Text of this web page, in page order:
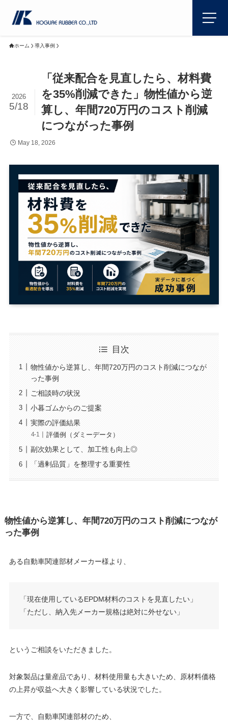
ホーム 導入事例
「従来配合を見直したら、材料費
を35%削減できた」物性値から逆
算し、年間720万円のコスト削減
につながった事例
2026
5/18
May 18, 2026
目次
物性値から逆算し、年間720万円のコスト削減につなが
った事例
ご相談時の状況
小暮ゴムからのご提案
実際の評価結果
評価例（ダミーデータ）
副次効果として、加工性も向上◎
「過剰品質」を整理する重要性
物性値から逆算し、年間720万円のコスト削減につなが
った事例
ある自動車関連部材メーカー様より、
「現在使用しているEPDM材料のコストを見直したい」
「ただし、納入先メーカー規格は絶対に外せない」
というご相談をいただきました。
対象製品は量産品であり、材料使用量も大きいため、原材料価格
の上昇が収益へ大きく影響している状況でした。
一方で、自動車関連部材のため、